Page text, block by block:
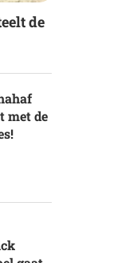
de
met de